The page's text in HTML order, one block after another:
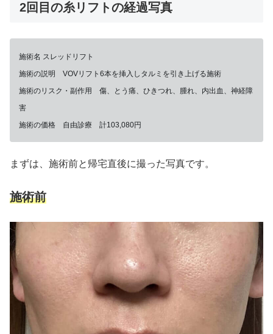
2回目の糸リフトの経過写真
施術名 スレッドリフト
施術の説明 VOVリフト6本を挿入しタルミを引き上げる施術
施術のリスク・副作用 傷、とう痛、ひきつれ、腫れ、内出血、神経障
害
施術の価格 自由診療 計103,080円
まずは、施術前と帰宅直後に撮った写真です。
施術前